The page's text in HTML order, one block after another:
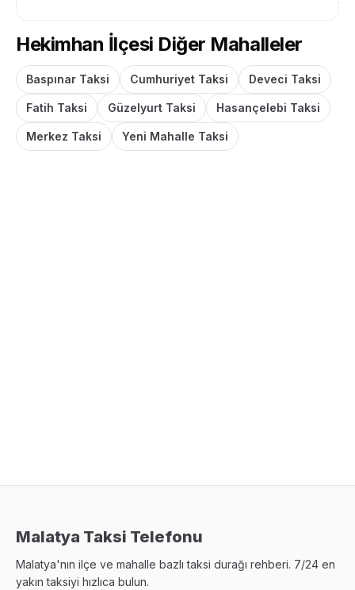
Hekimhan İlçesi Diğer Mahalleler
Baspınar Taksi Cumhuriyet Taksi Deveci Taksi
Fatih Taksi Güzelyurt Taksi Hasançelebi Taksi
Merkez Taksi Yeni Mahalle Taksi
Malatya Taksi Telefonu
Malatya'nın ilçe ve mahalle bazlı taksi durağı rehberi. 7/24 en
yakın taksiyi hızlıca bulun.